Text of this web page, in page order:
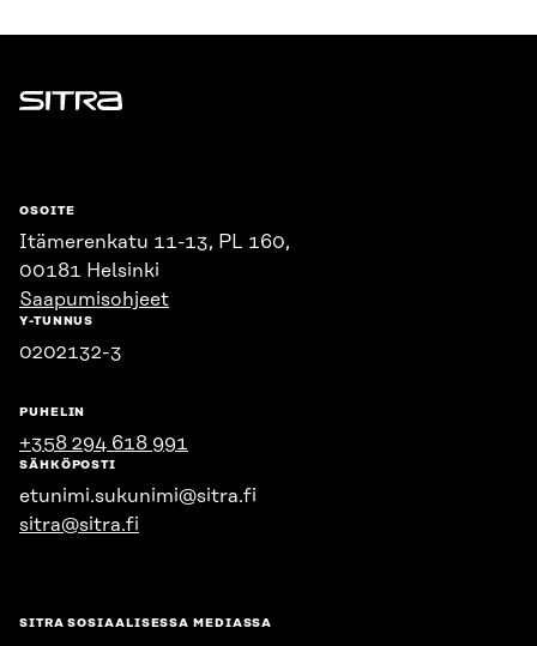
Sitra
OSOITE
Itämerenkatu 11-13, PL 160,
00181 Helsinki
Saapumisohjeet
Y-TUNNUS
0202132-3
PUHELIN
+358 294 618 991
SÄHKÖPOSTI
etunimi.sukunimi@sitra.fi
sitra@sitra.fi
SITRA SOSIAALISESSA MEDIASSA